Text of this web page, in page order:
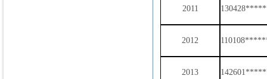
2011
2012
2013